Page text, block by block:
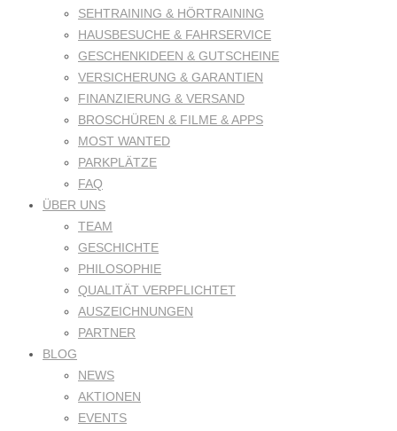
SEHTRAINING & HÖRTRAINING
HAUSBESUCHE & FAHRSERVICE
GESCHENKIDEEN & GUTSCHEINE
VERSICHERUNG & GARANTIEN
FINANZIERUNG & VERSAND
BROSCHÜREN & FILME & APPS
MOST WANTED
PARKPLÄTZE
FAQ
ÜBER UNS
TEAM
GESCHICHTE
PHILOSOPHIE
QUALITÄT VERPFLICHTET
AUSZEICHNUNGEN
PARTNER
BLOG
NEWS
AKTIONEN
EVENTS